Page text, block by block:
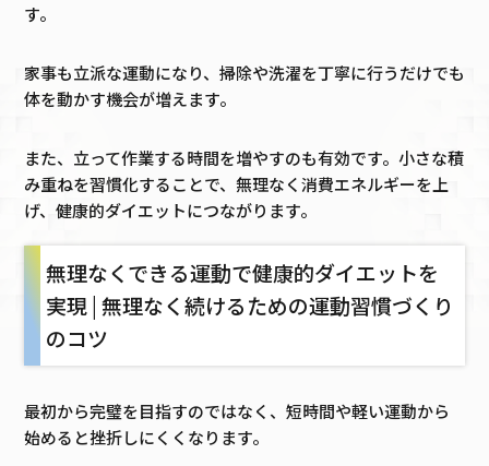
す。
家事も立派な運動になり、掃除や洗濯を丁寧に行うだけでも
体を動かす機会が増えます。
また、立って作業する時間を増やすのも有効です。小さな積
み重ねを習慣化することで、無理なく消費エネルギーを上
げ、健康的ダイエットにつながります。
無理なくできる運動で健康的ダイエットを
実現 | 無理なく続けるための運動習慣づくり
のコツ
最初から完璧を目指すのではなく、短時間や軽い運動から
始めると挫折しにくくなります。